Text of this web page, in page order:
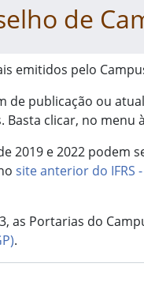
de
emitidos pelo
de publicação ou
clicar, no
2019 e 2022 podem
site anterior do IFRS
as Portarias do
.